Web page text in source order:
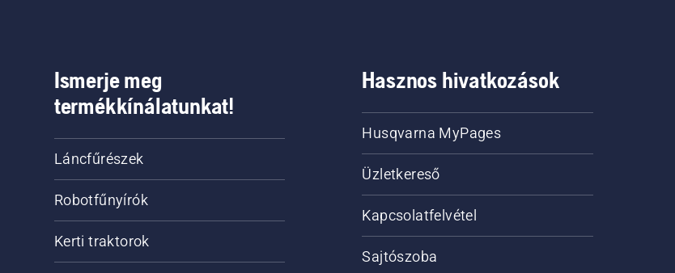
Ismerje meg
termékkínálatunkat!
Láncfűrészek
Robotfűnyírók
Kerti traktorok
Hasznos hivatkozások
Husqvarna MyPages
Üzletkereső
Kapcsolatfelvétel
Sajtószoba